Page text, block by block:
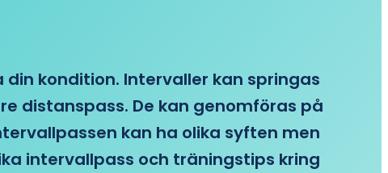
kondition. Intervaller kan springas
distanspass. De kan genomföras på
kan ha olika syften men
intervallpass och träningstips kring